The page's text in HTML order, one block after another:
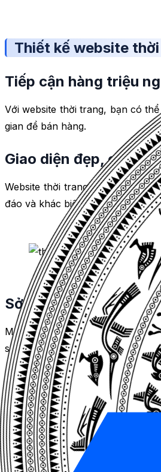
Thiết kế website
Tiếp cận hàng triệu
Với website thời trang, bạn có
gian để bán hàng.
Giao diện đẹp,
Website thời trang của bạn sẽ
đáo và khác biệt so với đối thủ
Sở hữu một kênh bán
MDIGI sẽ giúp bạn thiết kế
sẽ có quyền kiểm soát hoàn toàn
Gây dựng thương hiệu